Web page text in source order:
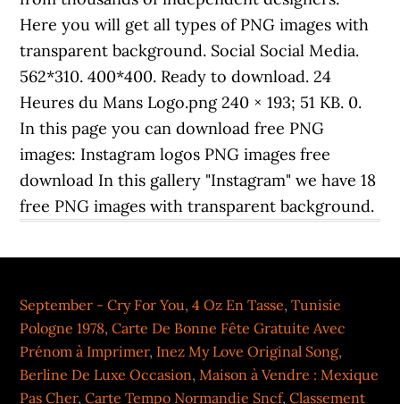
September - Cry For You,4 Oz En Tasse,Tunisie
Pologne 1978,Carte De Bonne Fête Gratuite Avec
Prénom à Imprimer, Inez My Love Original Song,
Berline De Luxe Occasion,Maison à Vendre : Mexique
Pas Cher,Carte Tempo Normandie Sncf,Classement